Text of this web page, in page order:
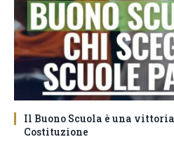
Il Buono Scuola è una
Costituzione